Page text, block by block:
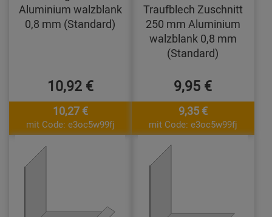
Aluminium walzblank
0,8 mm (Standard)
10,92 €
10,27 €
mit Code: e3oc5w99fj
Traufblech Zuschnitt
250 mm Aluminium
walzblank 0,8 mm
(Standard)
9,95 €
9,35 €
mit Code: e3oc5w99fj